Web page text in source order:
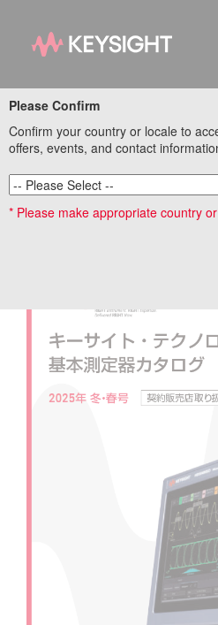
基本測定器
リンク集ト
基本測定器カタログ 2025
Please Confirm
Confirm your country or locale to
offers, events, and contact
* Please make appropriate country